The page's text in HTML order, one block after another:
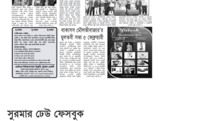
সুরমার ঢেউ ফেসবুক